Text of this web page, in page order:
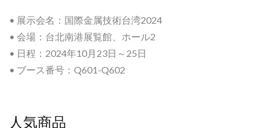
• 展示会名：国際金属技術台湾2024
• 会場：台北南港展覧館、ホール2
• 日程：2024年10月23日～25日
• ブース番号：Q601-Q602
人気商品